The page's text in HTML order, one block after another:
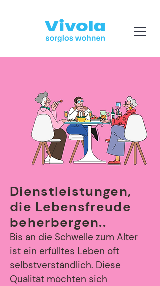
Dienstleistungen,
die Lebensfreude
beherbergen..
Bis an die Schwelle zum Alter
ist ein erfülltes Leben oft
selbstverständlich. Diese
Qualität möchten sich